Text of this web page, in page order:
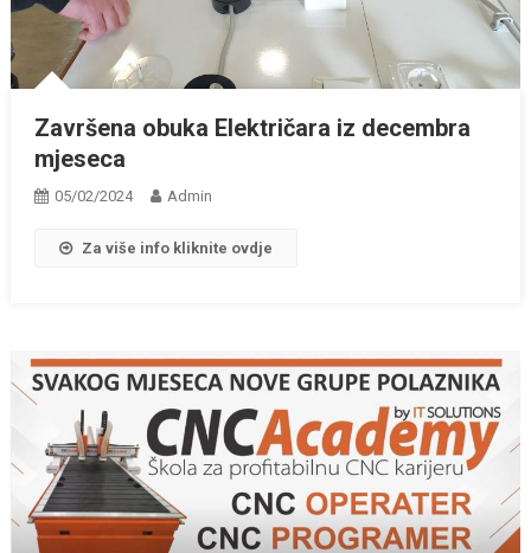
Završena obuka Električara iz decembra
mjeseca
05/02/2024 Admin
Za više info kliknite ovdje